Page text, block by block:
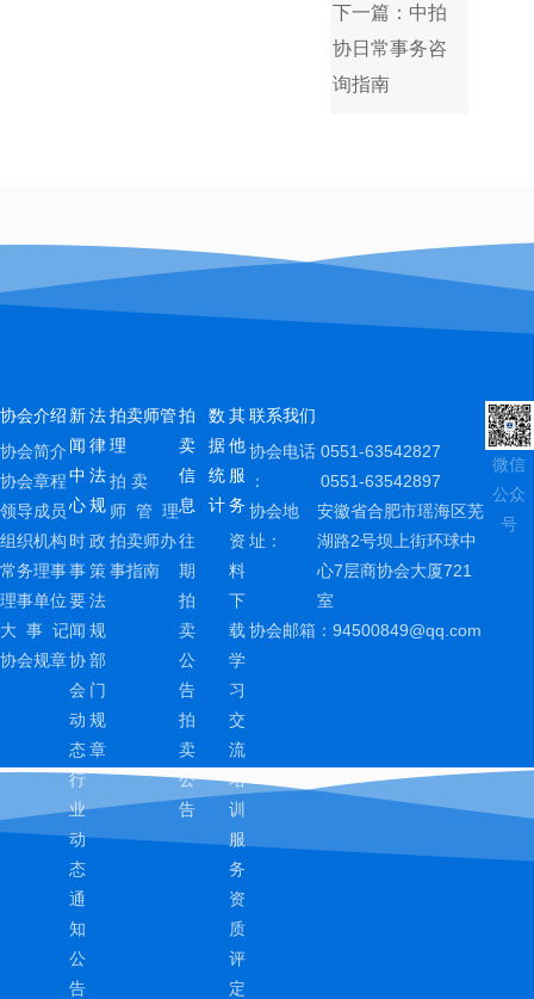
下一篇：中拍
协日常事务咨
询指南
协会介绍
协会简介
协会章程
领导成员
组织机构
常务理事
理事单位
大 事 记
协会规章
新
闻
中
心
时
事
要
闻
协
会
动
态
行
业
动
态
通
知
公
告
法
律
法
规
政
策
法
规
部
门
规
章
拍卖师管
理
拍 卖
师 管 理
拍卖师办
事指南
拍
卖
信
息
往
期
拍
卖
公
告
拍
卖
公
告
数
据
统
计
其
他
服
务
资
料
下
载
学
习
交
流
培
训
服
务
资
质
评
定
联系我们
协会电话
：
0551-63542827
0551-63542897
协会地
址：
安徽省合肥市瑶海区芜
湖路2号坝上街环球中
心7层商协会大厦721
室
协会邮箱： 94500849@qq.com
微信
公众
号